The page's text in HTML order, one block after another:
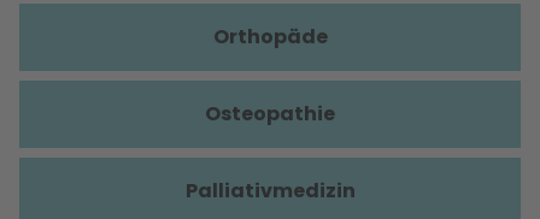
Orthopäde
Osteopathie
Palliativmedizin